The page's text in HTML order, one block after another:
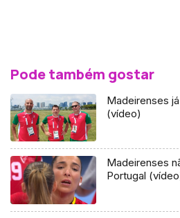
Pode também gostar
Madeirenses
(vídeo)
Madeirenses
Portugal